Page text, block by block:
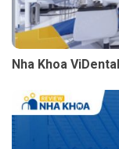
Nha Khoa